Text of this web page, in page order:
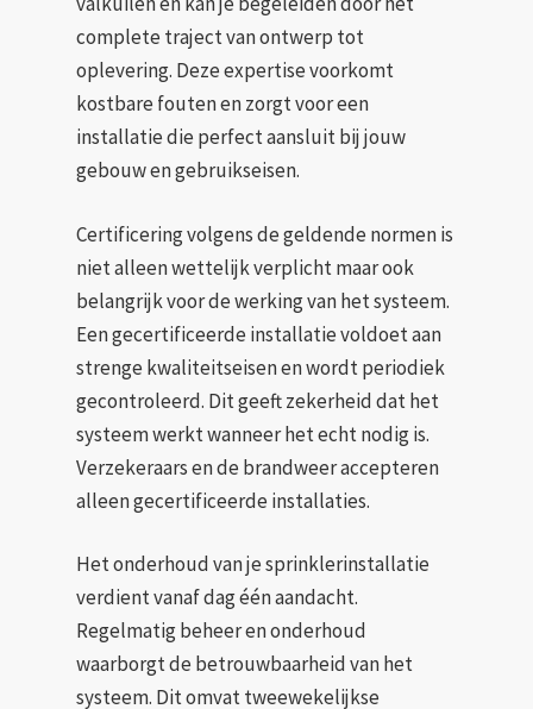
complete traject van ontwerp tot
oplevering. Deze expertise voorkomt
kostbare fouten en zorgt voor een
installatie die perfect aansluit bij jouw
gebouw en gebruikseisen.
Certificering volgens de geldende normen is
niet alleen wettelijk verplicht maar ook
belangrijk voor de werking van het systeem.
Een gecertificeerde installatie voldoet aan
strenge kwaliteitseisen en wordt periodiek
gecontroleerd. Dit geeft zekerheid dat het
systeem werkt wanneer het echt nodig is.
Verzekeraars en de brandweer accepteren
alleen gecertificeerde installaties.
Het onderhoud van je sprinklerinstallatie
verdient vanaf dag één aandacht.
Regelmatig beheer en onderhoud
waarborgt de betrouwbaarheid van het
systeem. Dit omvat tweewekelijkse